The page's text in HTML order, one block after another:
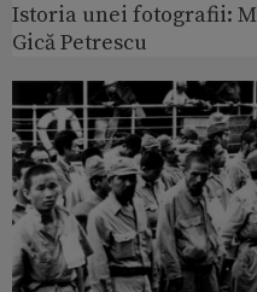
Istoria unei fotografii:
Gică Petrescu